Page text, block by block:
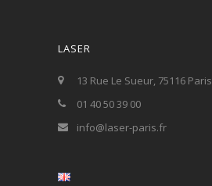
LASER
13 Rue Le Sueur, 75116 Paris
01 40 50 39 00
info@laser-paris.fr